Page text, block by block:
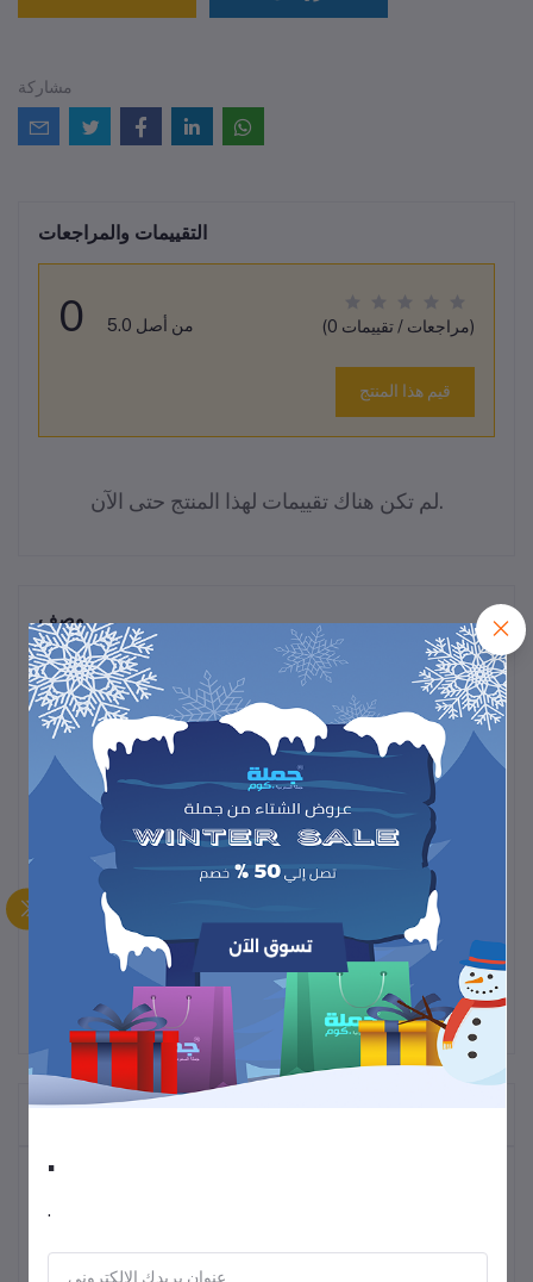
مشاركة
التقييمات والمراجعات
0 من أصل 5.0 (0 مراجعات / تقييمات)
قيم هذا المنتج
لم تكن هناك تقييمات لهذا المنتج حتى الآن.
وصف
علاقة ملابس عملية ومتينة، مثالية لترتيب الملابس والحفاظ عليها منظمة،
تناسب غرف النوم أو خزائن الملابس بسهولة.
ترموس قهوة وشاي
.
.